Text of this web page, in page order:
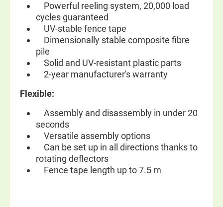
Powerful reeling system, 20,000 load
cycles guaranteed
UV-stable fence tape
Dimensionally stable composite fibre
pile
Solid and UV-resistant plastic parts
2-year manufacturer's warranty
Flexible:
Assembly and disassembly in under 20
seconds
Versatile assembly options
Can be set up in all directions thanks to
rotating deflectors
Fence tape length up to 7.5 m